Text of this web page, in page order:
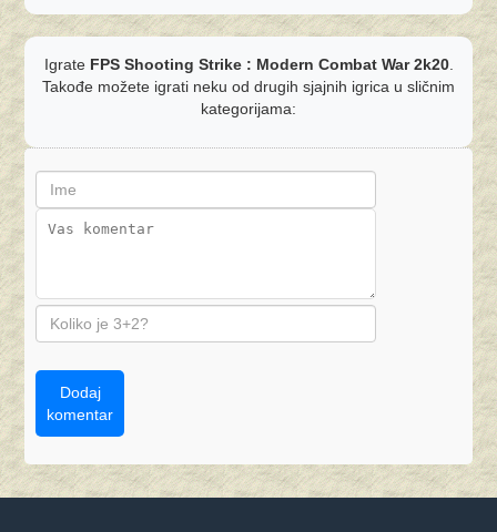
Igrate FPS Shooting Strike : Modern Combat War 2k20.
Takođe možete igrati neku od drugih sjajnih igrica u sličnim
kategorijama:
Dodaj
komentar